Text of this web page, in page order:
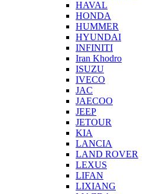
HAVAL
HONDA
HUMMER
HYUNDAI
INFINITI
Iran Khodro
ISUZU
IVECO
JAC
JAECOO
JEEP
JETOUR
KIA
LANCIA
LAND ROVER
LEXUS
LIFAN
LIXIANG